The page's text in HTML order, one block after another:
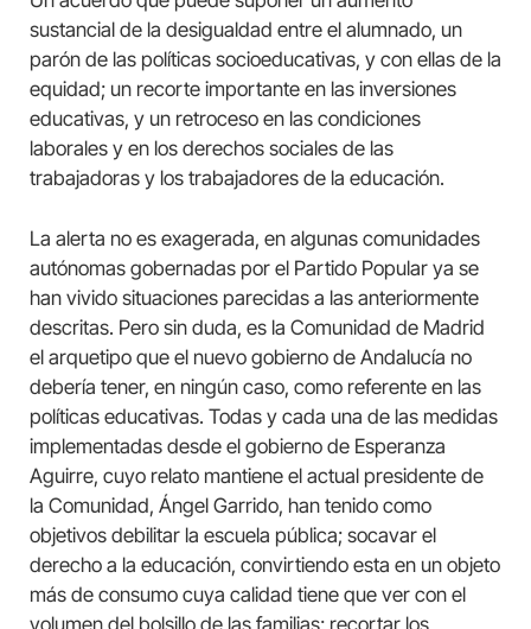
sustancial de la desigualdad entre el alumnado, un
parón de las políticas socioeducativas, y con ellas de la
equidad; un recorte importante en las inversiones
educativas, y un retroceso en las condiciones
laborales y en los derechos sociales de las
trabajadoras y los trabajadores de la educación.
La alerta no es exagerada, en algunas comunidades
autónomas gobernadas por el Partido Popular ya se
han vivido situaciones parecidas a las anteriormente
descritas. Pero sin duda, es la Comunidad de Madrid
el arquetipo que el nuevo gobierno de Andalucía no
debería tener, en ningún caso, como referente en las
políticas educativas. Todas y cada una de las medidas
implementadas desde el gobierno de Esperanza
Aguirre, cuyo relato mantiene el actual presidente de
la Comunidad, Ángel Garrido, han tenido como
objetivos debilitar la escuela pública; socavar el
derecho a la educación, convirtiendo esta en un objeto
más de consumo cuya calidad tiene que ver con el
volumen del bolsillo de las familias; recortar los